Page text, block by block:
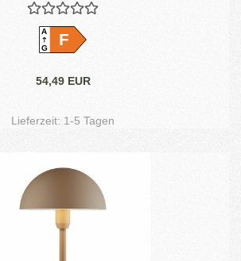
A
GF
54,49 EUR
Lieferzeit: 1-5 Tagen